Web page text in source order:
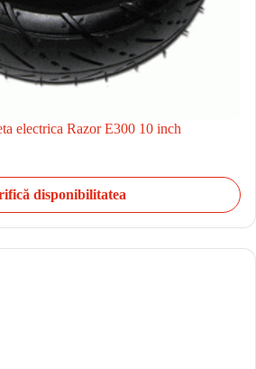
electrica Razor E300 10 inch
disponibilitatea